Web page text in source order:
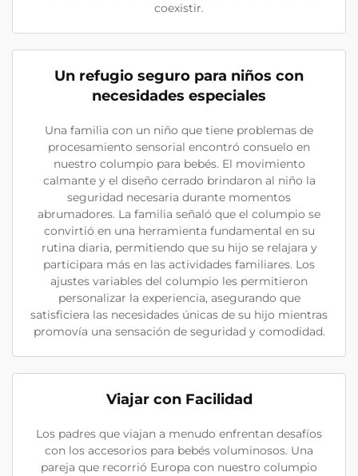
coexistir.
Un refugio seguro para niños con
necesidades especiales
Una familia con un niño que tiene problemas de
procesamiento sensorial encontró consuelo en
nuestro columpio para bebés. El movimiento
calmante y el diseño cerrado brindaron al niño la
seguridad necesaria durante momentos
abrumadores. La familia señaló que el columpio se
convirtió en una herramienta fundamental en su
rutina diaria, permitiendo que su hijo se relajara y
participara más en las actividades familiares. Los
ajustes variables del columpio les permitieron
personalizar la experiencia, asegurando que
satisficiera las necesidades únicas de su hijo mientras
promovía una sensación de seguridad y comodidad.
Viajar con Facilidad
Los padres que viajan a menudo enfrentan desafíos
con los accesorios para bebés voluminosos. Una
pareja que recorrió Europa con nuestro columpio